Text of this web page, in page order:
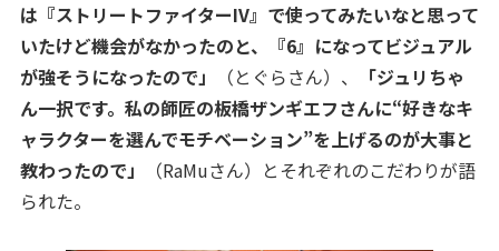
は『ストリートファイターIV』で使ってみたいなと思って
いたけど機会がなかったのと、『6』になってビジュアル
が強そうになったので」
（とぐらさん）、
「ジュリちゃ
ん一択です。私の師匠の板橋ザンギエフさんに“好きなキ
ャラクターを選んでモチベーション”を上げるのが大事と
教わったので」
（RaMuさん）とそれぞれのこだわりが語
られた。